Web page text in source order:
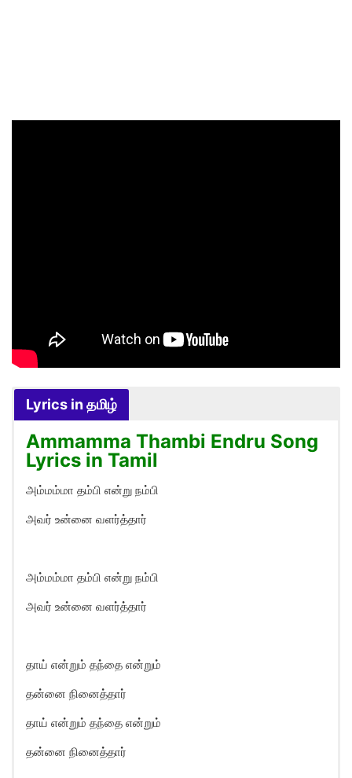
Lyrics in தமிழ்
Ammamma Thambi Endru Song
Lyrics in Tamil
அம்மம்மா தம்பி என்று நம்பி
அவர் உன்னை வளர்த்தார்
அம்மம்மா தம்பி என்று நம்பி
அவர் உன்னை வளர்த்தார்
தாய் என்றும் தந்தை என்றும்
தன்னை நினைத்தார்
தாய் என்றும் தந்தை என்றும்
தன்னை நினைத்தார்